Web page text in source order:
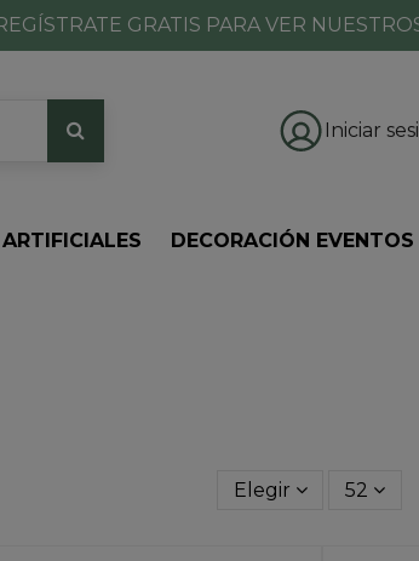
GRATIS PARA VER
Iniciar
DECORACIÓN EVENTOS
Elegir 52